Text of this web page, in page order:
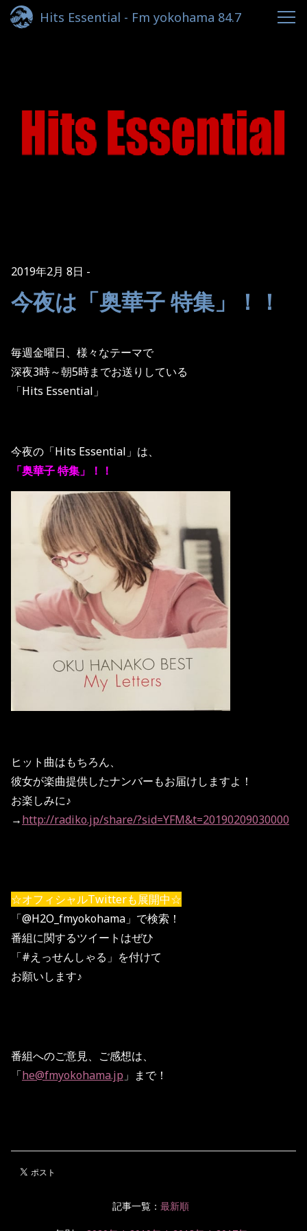
Hits Essential - Fm yokohama 84.7
2019年2月 8日
今夜は「奥華子 特集」！！
毎週金曜日、様々なテーマで
深夜3時～朝5時までお送りしている
「Hits Essential」
今夜の「Hits Essential」は、
「奥華子 特集」！！
ヒット曲はもちろん、
彼女が楽曲提供したナンバーもお届けしますよ！
お楽しみに♪
→http://radiko.jp/share/?sid=YFM&t=20190209030000
☆オフィシャルTwitterも展開中☆
「@H2O_fmyokohama」で検索！
番組に関するツイートはぜひ
「#えっせんしゃる」を付けて
お願いします♪
番組へのご意見、ご感想は、
「he@fmyokohama.jp 」まで！
記事一覧： 最新順